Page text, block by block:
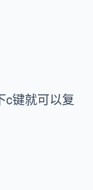
c键就可以复